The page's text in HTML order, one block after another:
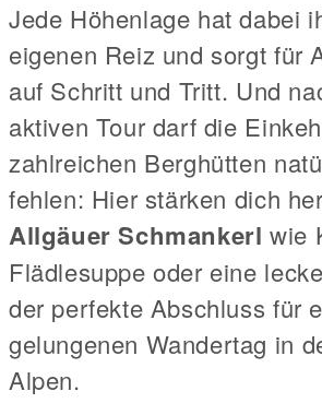
Jede Höhenlage hat dabei
eigenen Reiz und sorgt für
auf Schritt und Tritt. Und
aktiven Tour darf die
zahlreichen Berghütten
fehlen: Hier stärken dich
Allgäuer Schmankerl wie
Flädlesuppe oder eine
der perfekte Abschluss für
gelungenen Wandertag in
Alpen.